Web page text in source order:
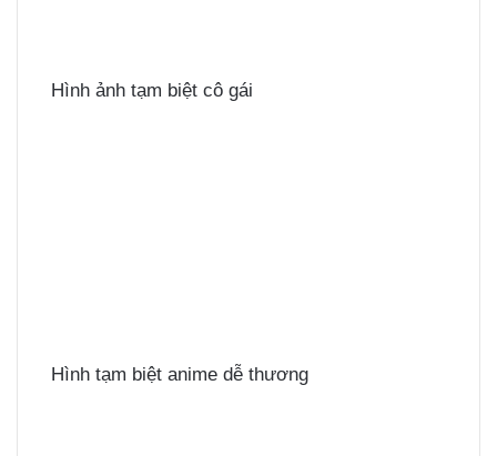
Hình ảnh tạm biệt cô gái
Hình tạm biệt anime dễ thương